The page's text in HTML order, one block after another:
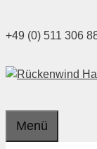
Inhalt
+49 (0) 511 306
Menü